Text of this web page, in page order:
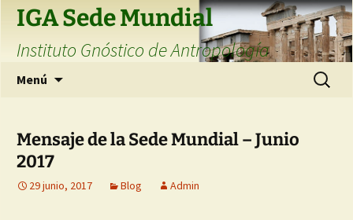
Saltar
contenido
IGA Sede Mundial
Instituto Gnóstico de Antropología
Menú Buscar:
Mensaje de la Sede Mundial – Junio
2017
29 junio, 2017 Blog Admin